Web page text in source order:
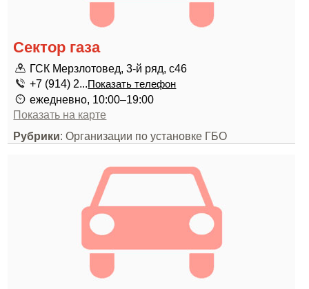
Сектор газа
ГСК Мерзлотовед, 3-й ряд, с46
+7 (914) 2...Показать телефон
ежедневно, 10:00–19:00
Показать на карте
Рубрики: Организации по установке ГБО